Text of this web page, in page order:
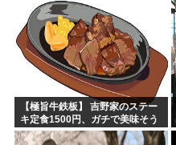
【極旨牛鉄板】 吉野家のステー
キ定食1500円、ガチで美味そう
ｗｗｗ